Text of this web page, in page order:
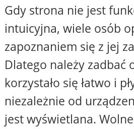
Gdy strona nie jest
intuicyjna, wiele osób
zapoznaniem się z jej
Dlatego należy zadbać
korzystało się łatwo i
niezależnie od
jest wyświetlana.